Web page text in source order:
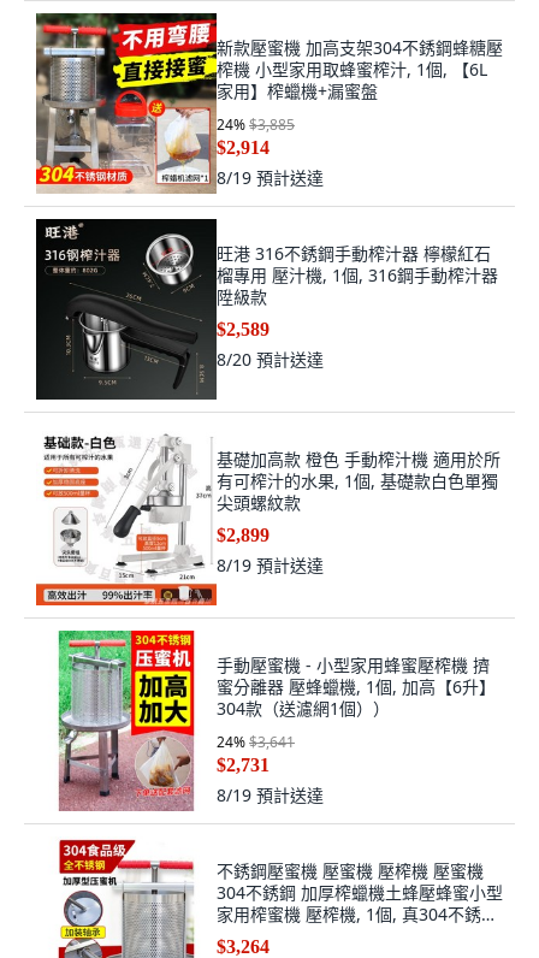
新款壓蜜機 加高支架304不銹鋼蜂糖壓
榨機 小型家用取蜂蜜榨汁, 1個, 【6L
家用】榨蠟機+漏蜜盤
24%$3,885
$2,914
8/19 預計送達
旺港 316不銹鋼手動榨汁器 檸檬紅石
榴專用 壓汁機, 1個, 316鋼手動榨汁器
陞級款
$2,589
8/20 預計送達
基礎加高款 橙色 手動榨汁機 適用於所
有可榨汁的水果, 1個, 基礎款白色單獨
尖頭螺紋款
$2,899
8/19 預計送達
手動壓蜜機 - 小型家用蜂蜜壓榨機 擠
蜜分離器 壓蜂蠟機, 1個, 加高【6升】
304款（送濾網1個））
24%$3,641
$2,731
8/19 預計送達
不銹鋼壓蜜機 壓蜜機 壓榨機 壓蜜機
304不銹鋼 加厚榨蠟機土蜂壓蜂蜜小型
家用榨蜜機 壓榨機, 1個, 真304不銹鋼
壓蜜機 3個濾網
$3,264